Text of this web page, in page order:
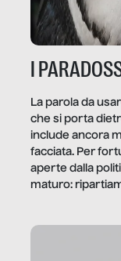
I
La parola da
che si porta
include ancora
facciata. Per
aperte dalla
maturo: